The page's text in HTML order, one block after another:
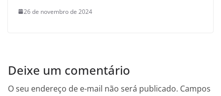
26 de novembro de 2024
Deixe um comentário
O seu endereço de e-mail não será publicado. Campos